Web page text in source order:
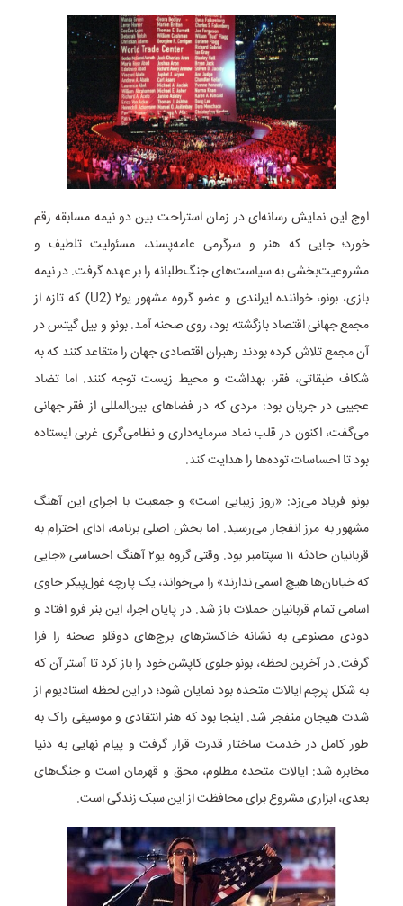
اوج این نمایش رسانه‌ای در زمان استراحت بین دو نیمه مسابقه رقم
خورد؛ جایی که هنر و سرگرمی عامه‌پسند، مسئولیت تلطیف و
مشروعیت‌بخشی به سیاست‌های جنگ‌طلبانه را بر عهده گرفت. در نیمه
بازی، بونو، خواننده ایرلندی و عضو گروه مشهور یو۲ (U2) که تازه از
مجمع جهانی اقتصاد بازگشته بود، روی صحنه آمد. بونو و بیل گیتس در
آن مجمع تلاش کرده بودند رهبران اقتصادی جهان را متقاعد کنند که به
شکاف طبقاتی، فقر، بهداشت و محیط زیست توجه کنند. اما تضاد
عجیبی در جریان بود: مردی که در فضاهای بین‌المللی از فقر جهانی
می‌گفت، اکنون در قلب نماد سرمایه‌داری و نظامی‌گری غربی ایستاده
بود تا احساسات توده‌ها را هدایت کند.
بونو فریاد می‌زد: «روز زیبایی است» و جمعیت با اجرای این آهنگ
مشهور به مرز انفجار می‌رسید. اما بخش اصلی برنامه، ادای احترام به
قربانیان حادثه ۱۱ سپتامبر بود. وقتی گروه یو۲ آهنگ احساسی «جایی
که خیابان‌ها هیچ اسمی ندارند» را می‌خواند، یک پارچه غول‌پیکر حاوی
اسامی تمام قربانیان حملات باز شد. در پایان اجرا، این بنر فرو افتاد و
دودی مصنوعی به نشانه خاکسترهای برج‌های دوقلو صحنه را فرا
گرفت. در آخرین لحظه، بونو جلوی کاپشن خود را باز کرد تا آستر آن که
به شکل پرچم ایالات متحده بود نمایان شود؛ در این لحظه استادیوم از
شدت هیجان منفجر شد. اینجا بود که هنر انتقادی و موسیقی راک به
طور کامل در خدمت ساختار قدرت قرار گرفت و پیام نهایی به دنیا
مخابره شد: ایالات متحده مظلوم، محق و قهرمان است و جنگ‌های
بعدی، ابزاری مشروع برای محافظت از این سبک زندگی است.